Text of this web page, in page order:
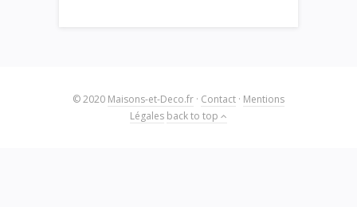
© 2020 Maisons-et-Deco.fr · Contact · Mentions
Légales back to top